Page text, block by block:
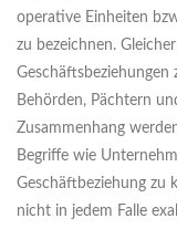
operative Einheiten
zu bezeichnen.
Geschäftsbeziehungen
Behörden, Pächtern
Zusammenhang
Begriffe wie
Geschäftbeziehung zu
nicht in jedem Falle